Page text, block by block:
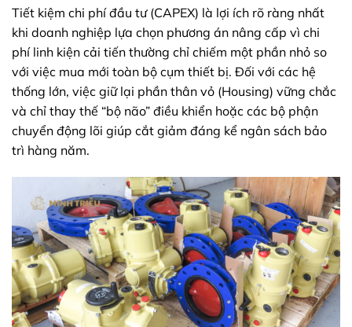
Tiết kiệm chi phí đầu tư (CAPEX) là lợi ích rõ ràng nhất
khi doanh nghiệp lựa chọn phương án nâng cấp vì chi
phí linh kiện cải tiến thường chỉ chiếm một phần nhỏ so
với việc mua mới toàn bộ cụm thiết bị. Đối với các hệ
thống lớn, việc giữ lại phần thân vỏ (Housing) vững chắc
và chỉ thay thế “bộ não” điều khiển hoặc các bộ phận
chuyển động lõi giúp cắt giảm đáng kể ngân sách bảo
trì hàng năm.